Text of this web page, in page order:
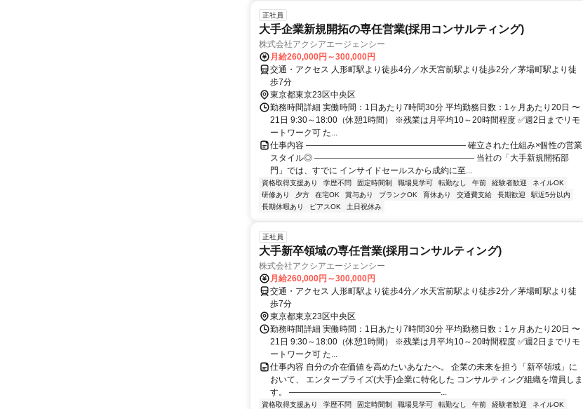
正社員
大手企業新規開拓の専任営業(採用コンサルティング)
株式会社アクシアエージェンシー
月給260,000円～300,000円
交通・アクセス 人形町駅より徒歩4分／水天宮前駅より徒歩2分／茅場町駅より徒
歩7分
東京都東京23区中央区
勤務時間詳細 実働時間：1日あたり7時間30分 平均勤務日数：1ヶ月あたり20日 〜
21日 9:30～18:00（休憩1時間） ※残業は月平均10～20時間程度 ✅週2日までリモ
ートワーク可 た...
仕事内容 ――――――――――――――――――― 確立された仕組み×個性の営業
スタイル◎ ――――――――――――――――――― 当社の「大手新規開拓部
門」では、すでに インサイドセールスから成約に至...
資格取得支援あり 学歴不問 固定時間制 職場見学可 転勤なし 午前 経験者歓迎
ネイルOK
研修あり
夕方 在宅OK 賞与あり ブランクOK 育休あり 交通費支給 長期歓迎
駅近5分以内
長期休暇あり
ピアスOK 土日祝休み
正社員
大手新卒領域の専任営業(採用コンサルティング)
株式会社アクシアエージェンシー
月給260,000円～300,000円
交通・アクセス 人形町駅より徒歩4分／水天宮前駅より徒歩2分／茅場町駅より徒
歩7分
東京都東京23区中央区
勤務時間詳細 実働時間：1日あたり7時間30分 平均勤務日数：1ヶ月あたり20日 〜
21日 9:30～18:00（休憩1時間） ※残業は月平均10～20時間程度 ✅週2日までリモ
ートワーク可 た...
仕事内容 自分の介在価値を高めたいあなたへ。 企業の未来を担う「新卒領域」に
おいて、 エンタープライズ(大手)企業に特化した コンサルティング組織を増員しま
す。 ――――――――――――――――――...
資格取得支援あり 学歴不問 固定時間制 職場見学可 転勤なし 午前 経験者歓迎
ネイルOK